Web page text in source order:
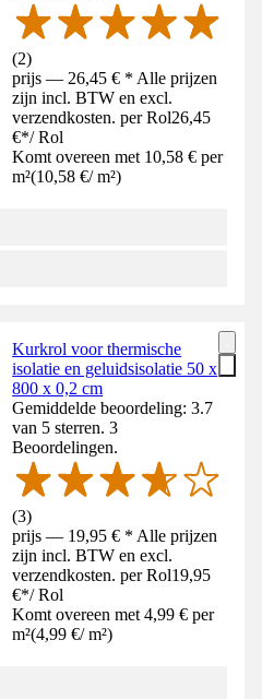
(2)
prijs — 26,45 € * Alle prijzen
zijn incl. BTW en excl.
verzendkosten. per Rol26,45
€*/ Rol
Komt overeen met 10,58 € per
m²(10,58 €/ m²)
Kurkrol voor thermische
isolatie en geluidsisolatie 50 x
800 x 0,2 cm
Gemiddelde beoordeling: 3.7
van 5 sterren. 3
Beoordelingen.
(3)
prijs — 19,95 € * Alle prijzen
zijn incl. BTW en excl.
verzendkosten. per Rol19,95
€*/ Rol
Komt overeen met 4,99 € per
m²(4,99 €/ m²)